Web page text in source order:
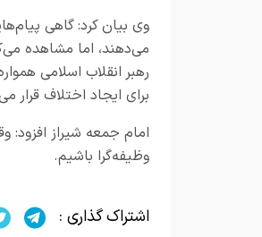
وی بیان کرد: گاهی
می‌دهند، اما مشاهده
رهبر انقلاب اسلامی
برای ایجاد اختلاف
امام جمعه شیراز افزود:
وظیفه‌گرا باشیم.
اشتراک گذاری :